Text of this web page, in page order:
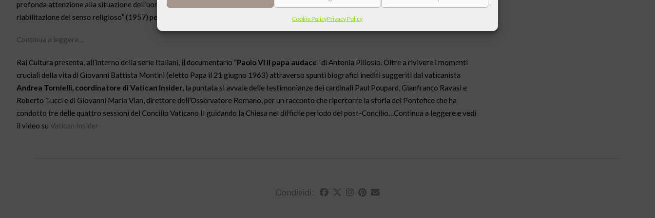
Cookie PolicyPrivacy Policy
profonda attenzione alla situazione dell’uomo, consapevole che “l’uomo moderno va perdendo il senso religioso” e che occorre una
riabilitazione del senso religioso” (1957) perchè la fede sia una risposta pertinente alle esigenze della vita.
Continua a leggere…
Rai Cultura presenta, all’interno della serie Italiani, il documentario “Paolo VI il papa audace” di Antonia Pillosio. Oltre a rivivere i momenti
cruciali della vita di Giovanni Battista Montini (eletto Papa il 21 giugno 1963) attraverso spunti biografici inediti suggeriti dal vaticanista
Andrea Tornielli, coordinatore di Vatican Insider, la puntata si avvale delle testimonianze dei cardinali Paul Poupard, Gianfranco Ravasi e
Roberto Tucci e di Giovanni Maria Vian, direttore dell’Osservatore Romano, per un racconto che ripercorre la storia del Pontefice che ha
condotto tre delle quattro sessioni del Concilio Vaticano II guidando la Chiesa nel difficile periodo del post-Concilio…Continua a leggere e vedi
il video su Vatican Insider
Condividi: